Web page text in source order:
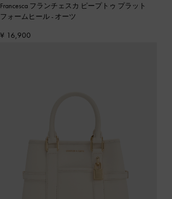
Francesca フランチェスカ ピープトゥ プラット
フォームヒール - オーツ
¥ 16,900